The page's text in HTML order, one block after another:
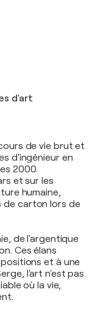
d'art
de vie brut et
d'ingénieur en
2000.
et sur les
humaine,
de carton lors de
de l'argentique
Ces élans
et à une
l'art n'est pas
où la vie,